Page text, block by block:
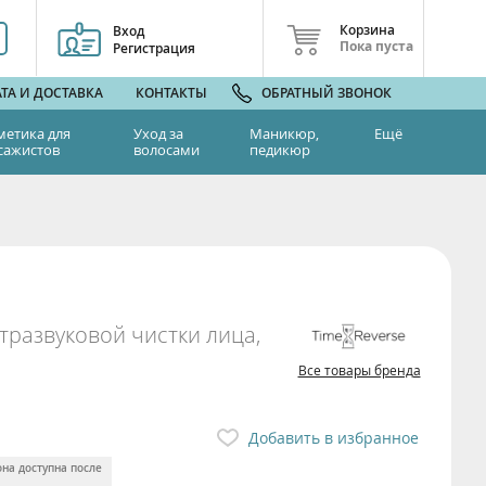
Вход
Регистрация
Корзина
Пока пуста
И ДОСТАВКА КОНТАКТЫ ОБРАТНЫЙ ЗВОНОК
для
Уход за
волосами
Маникюр,
педикюр
Ещё
чистки лица,
Все товары бренда
Добавить в избранное
доступна после